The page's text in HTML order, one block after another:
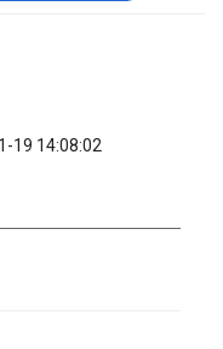
19 14:08:02